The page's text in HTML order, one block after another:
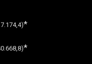
*
*